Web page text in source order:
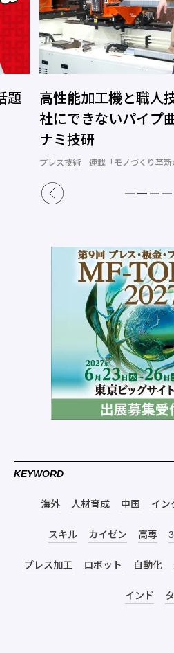
題
高性能加工機と職人
社にできないパイプ
ナミ技研
プレス技術 連載「モノづくり革新
KEYWORD
海外 人材育成 中国 イン
スキル カイゼン 高専
プレス加工 ロボット 自動化
インド